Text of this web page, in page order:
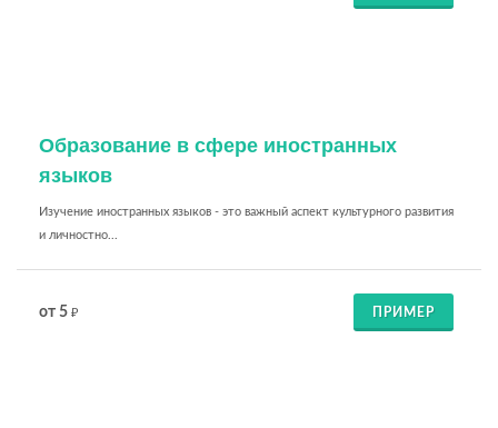
Образование в сфере иностранных
языков
Изучение иностранных языков - это важный аспект культурного развития
и личностно...
от 5 ₽ ПРИМЕР